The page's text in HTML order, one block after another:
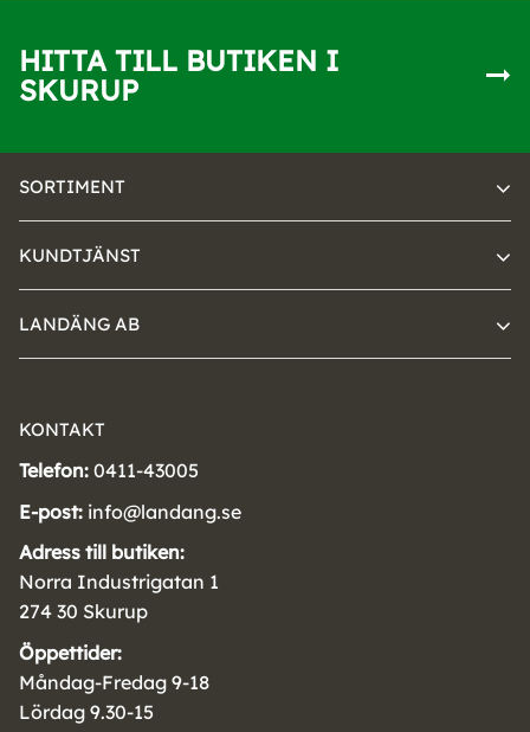
HITTA TILL BUTIKEN I
SKURUP
SORTIMENT
KUNDTJÄNST
LANDÄNG AB
KONTAKT
Telefon: 0411-43005
E-post: info@landang.se
Adress till butiken:
Norra Industrigatan 1
274 30 Skurup
Öppettider:
Måndag-Fredag 9-18
Lördag 9.30-15